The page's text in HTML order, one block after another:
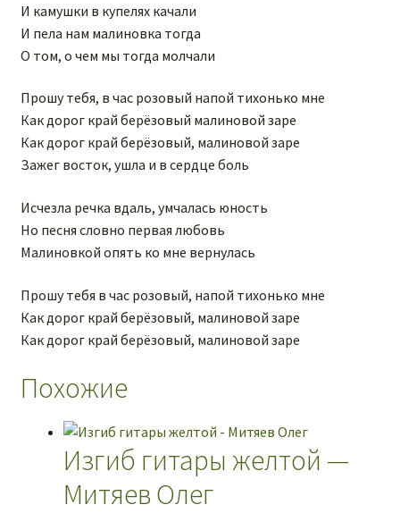
И камушки в купелях качали
И пела нам малиновка тогда
О том, о чем мы тогда молчали
Прошу тебя, в час розовый напой тихонько мне
Как дорог край берёзовый малиновой заре
Как дорог край берёзовый, малиновой заре
Зажег восток, ушла и в сердце боль
Исчезла речка вдаль, умчалась юность
Но песня словно первая любовь
Малиновкой опять ко мне вернулась
Прошу тебя в час розовый, напой тихонько мне
Как дорог край берёзовый, малиновой заре
Как дорог край берёзовый, малиновой заре
Похожие
Изгиб гитары желтой —
Митяев Олег